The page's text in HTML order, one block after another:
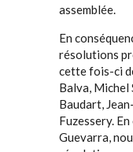
assemblée.
En
résolutions
cette fois-ci
Balva, Michel
Baudart,
Fuzessery.
Guevarra,